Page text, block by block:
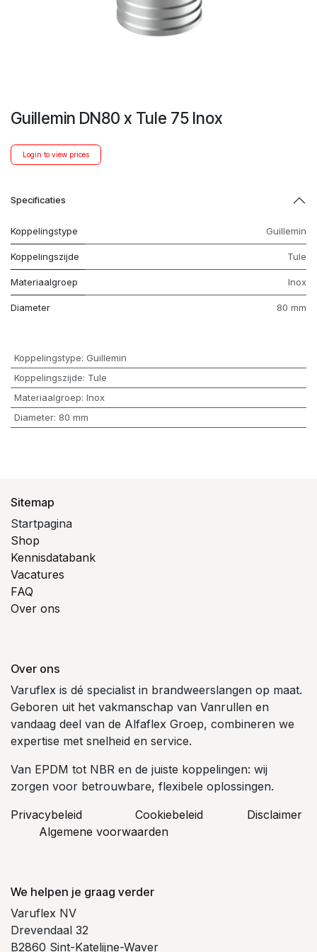
Guillemin DN80 x Tule 75 Inox
Login to view prices
Specificaties
Koppelingstype Guillemin
Koppelingszijde Tule
Materiaalgroep Inox
Diameter 80 mm
Koppelingstype: Guillemin
Koppelingszijde: Tule
Materiaalgroep: Inox
Diameter: 80 mm
Sitemap
Startpagina
Shop
Kennisdatabank
Vacatures
FAQ
Over ons
Over ons
Varuflex is dé specialist in brandweerslangen op maat.
Geboren uit het vakmanschap van Vanrullen en
vandaag deel van de Alfaflex Groep, combineren we
expertise met snelheid en service.
Van EPDM tot NBR en de juiste koppelingen: wij
zorgen voor betrouwbare, flexibele oplossingen.
Privacybeleid
Cookiebeleid
​Disclaimer
Algemene voorwaarden
We helpen je graag verder
Varuflex NV
Drevendaal 32
B2860 Sint-Katelijne-Waver